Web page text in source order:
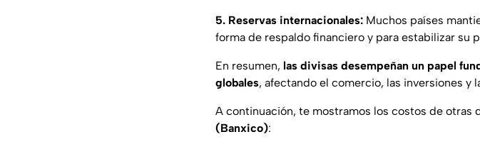
5. Reservas internacionales: Muchos países
forma de respaldo financiero y para estabilizar su
En resumen, las divisas desempeñan un papel
globales, afectando el comercio, las inversiones y
A continuación, te mostramos los costos de otras
(Banxico):